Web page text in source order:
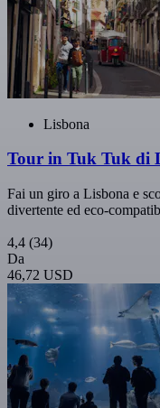
Lisbona
Tour in Tuk Tuk di
Fai un giro a Lisbona e
divertente ed eco-
4,4 (34)
Da
46,72 USD